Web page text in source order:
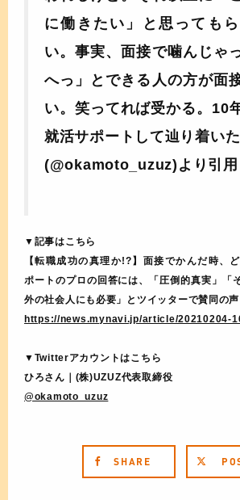
に働きたい」と思っても
い。事実、面接で噛んじゃ
へっ」とできる人の方が面
い。笑ってれば受かる。10
就活サポートして辿り着いた
(@okamoto_uzuz)より引用
▼記事はこちら
【転職成功の真理か!?】面接でかんだ時、
ポートのプロの回答には、「圧倒的真実」「
外の社会人にも必要」とツイッターで賛同の声
https://news.mynavi.jp/article/20210204-
▼Twitterアカウントはこちら
ひろさん｜(株)UZUZ代表取締役
@okamoto_uzuz
SHARE